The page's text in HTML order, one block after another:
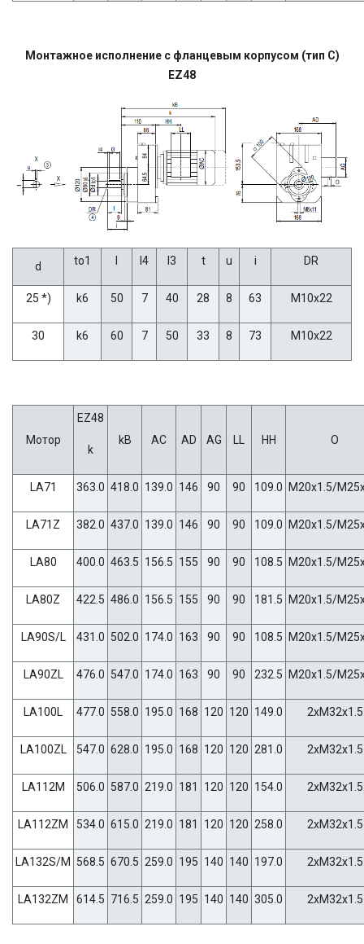
Монтажное исполнение с фланцевым корпусом (тип C)
EZ48
d to1 l4 l3 t u i DR
25 *) k6 50 7 40 28 8 63 M10x22
30 k6 60 7 50 33 8 73 M10x22
Мотор
EZ48
k
kB AC AD AG HH O
LA71 363.0 418.0 139.0 146 90 90 109.0 M20x1.5/
LA71Z 382.0 437.0 139.0 146 90 90 109.0 M20x1.5/
LA80 400.0 463.5 156.5 155 90 90 108.5 M20x1.5/
LA80Z 422.5 486.0 156.5 155 90 90 181.5 M20x1.5/
LA90S/L 431.0 502.0 174.0 163 90 90 108.5 M20x1.5/
LA90ZL 476.0 547.0 174.0 163 90 90 232.5 M20x1.5/
LA100L 477.0 558.0 195.0 168 120 120 149.0 2xM32x1.5
LA100ZL 547.0 628.0 195.0 168 120 120 281.0 2xM32x1.5
LA112M 506.0 587.0 219.0 181 120 120 154.0 2xM32x1.5
LA112ZM 534.0 615.0 219.0 181 120 120 258.0 2xM32x1.5
LA132S/M 568.5 670.5 259.0 195 140 140 197.0 2xM32x1.5
LA132ZM 614.5 716.5 259.0 195 140 140 305.0 2xM32x1.5